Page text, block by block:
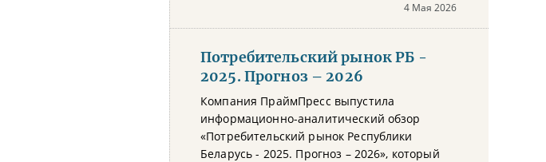
4 Мая 2026
Потребительский рынок РБ -
2025. Прогноз – 2026
Компания ПраймПресс выпустила
информационно-аналитический обзор
«Потребительский рынок Республики
Беларусь - 2025. Прогноз – 2026», который